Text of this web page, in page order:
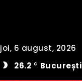
joi, 6 august, 2026
26.2 C București